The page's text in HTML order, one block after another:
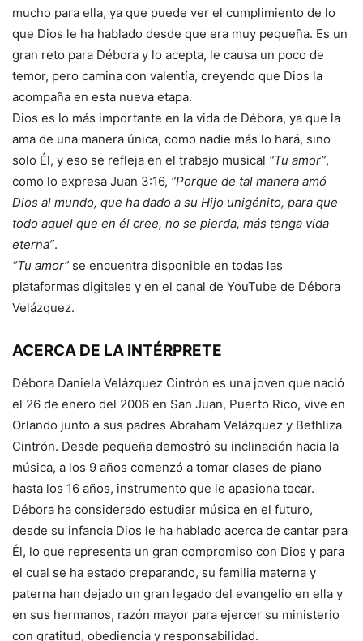
mucho para ella, ya que puede ver el cumplimiento de lo
que Dios le ha hablado desde que era muy pequeña. Es un
gran reto para Débora y lo acepta, le causa un poco de
temor, pero camina con valentía, creyendo que Dios la
acompaña en esta nueva etapa.
Dios es lo más importante en la vida de Débora, ya que la
ama de una manera única, como nadie más lo hará, sino
solo Él, y eso se refleja en el trabajo musical “Tu amor”,
como lo expresa Juan 3:16, “Porque de tal manera amó
Dios al mundo, que ha dado a su Hijo unigénito, para que
todo aquel que en él cree, no se pierda, más tenga vida
eterna”.
“Tu amor” se encuentra disponible en todas las
plataformas digitales y en el canal de YouTube de Débora
Velázquez.
ACERCA DE LA INTÉRPRETE
Débora Daniela Velázquez Cintrón es una joven que nació
el 26 de enero del 2006 en San Juan, Puerto Rico, vive en
Orlando junto a sus padres Abraham Velázquez y Bethliza
Cintrón. Desde pequeña demostró su inclinación hacia la
música, a los 9 años comenzó a tomar clases de piano
hasta los 16 años, instrumento que le apasiona tocar.
Débora ha considerado estudiar música en el futuro,
desde su infancia Dios le ha hablado acerca de cantar para
Él, lo que representa un gran compromiso con Dios y para
el cual se ha estado preparando, su familia materna y
paterna han dejado un gran legado del evangelio en ella y
en sus hermanos, razón mayor para ejercer su ministerio
con gratitud, obediencia y responsabilidad.